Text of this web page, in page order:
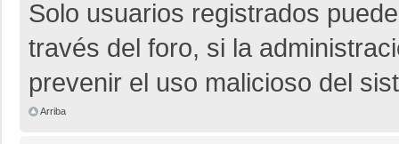
Solo usuarios registrados
través del foro, si la
prevenir el uso malicioso del
Arriba